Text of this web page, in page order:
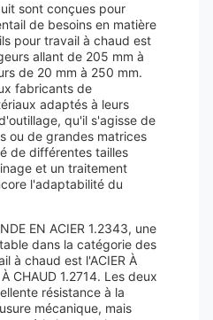
sont conçues pour
de besoins en matière
pour travail à chaud est
allant de 205 mm à
de 20 mm à 250 mm.
fabricants de
adaptés à leurs
qu'il s'agisse de
ou de grandes matrices
de différentes tailles
et un traitement
l'adaptabilité du
EN ACIER 1.2343, une
dans la catégorie des
à chaud est l'ACIER À
CHAUD 1.2714. Les deux
résistance à la
mécanique, mais